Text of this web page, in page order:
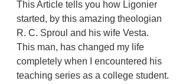
This Article tells you how Ligonier
started, by this amazing theologian
R. C. Sproul and his wife Vesta.
This man, has changed my life
completely when I encountered his
teaching series as a college student.